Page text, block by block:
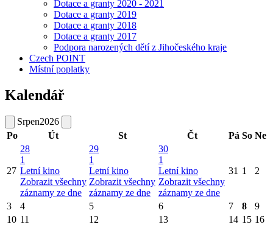
Dotace a granty 2020 - 2021
Dotace a granty 2019
Dotace a granty 2018
Dotace a granty 2017
Podpora narozených dětí z Jihočeského kraje
Czech POINT
Místní poplatky
Kalendář
Srpen2026
Po
Út St Čt Pá So Ne
27
28
1
Letní kino
Zobrazit všechny
záznamy ze dne
29
1
Letní kino
Zobrazit všechny
záznamy ze dne
30
1
Letní kino
Zobrazit všechny
záznamy ze dne
31 1 2
3 4 5 6 7 8
9
10 11 12 13 14 15 16